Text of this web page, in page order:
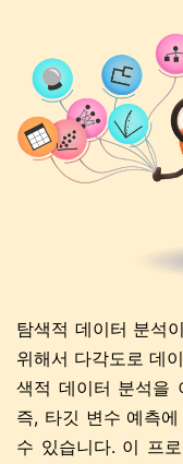
탐색적 데이터 분석
위해서 다각도로 데
색적 데이터 분석을
즉, 타깃 변수 예측
수 있습니다. 이 프